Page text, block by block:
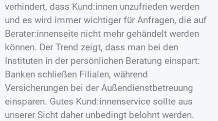
verhindert, dass Kund:innen unzufrieden werden
und es wird immer wichtiger für Anfragen, die auf
Berater:innenseite nicht mehr gehändelt werden
können. Der Trend zeigt, dass man bei den
Instituten in der persönlichen Beratung einspart:
Banken schließen Filialen, während
Versicherungen bei der Außendienstbetreuung
einsparen. Gutes Kund:innenservice sollte aus
unserer Sicht daher unbedingt belohnt werden.